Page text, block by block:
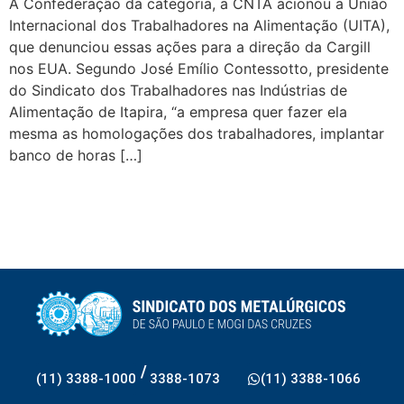
A Confederação da categoria, a CNTA acionou a União
Internacional dos Trabalhadores na Alimentação (UITA),
que denunciou essas ações para a direção da Cargill
nos EUA. Segundo José Emílio Contessotto, presidente
do Sindicato dos Trabalhadores nas Indústrias de
Alimentação de Itapira, “a empresa quer fazer ela
mesma as homologações dos trabalhadores, implantar
banco de horas […]
(11) 3388-1000 / 3388-1073 (11) 3388-1066